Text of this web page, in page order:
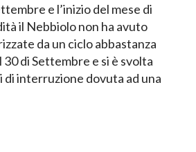
e l’inizio del mese di
il Nebbiolo non ha avuto
da un ciclo abbastanza
di Settembre e si è svolta
di interruzione dovuta ad una